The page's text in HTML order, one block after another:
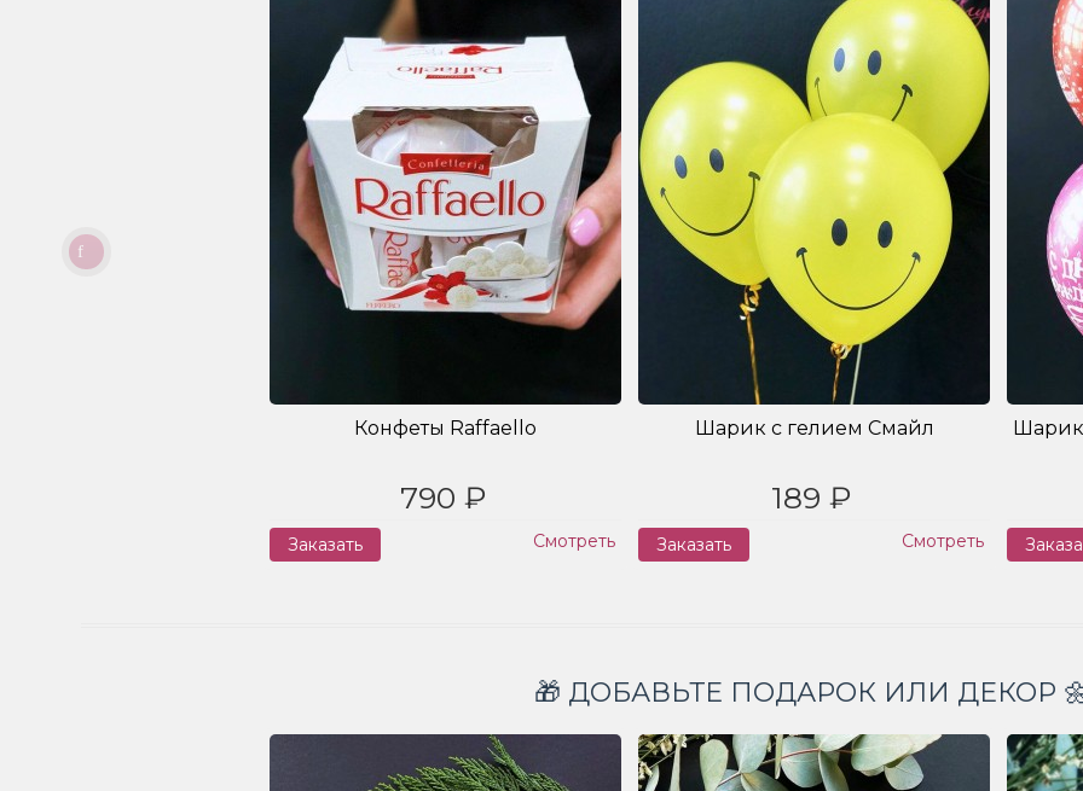
Конфеты Raffaello
790 ₽
Заказать Смотреть
Шарик с гелием Смайл
189 ₽
Заказать Смотреть
🎁 ДОБАВЬТЕ ПОДАРОК ИЛИ ДЕКОР